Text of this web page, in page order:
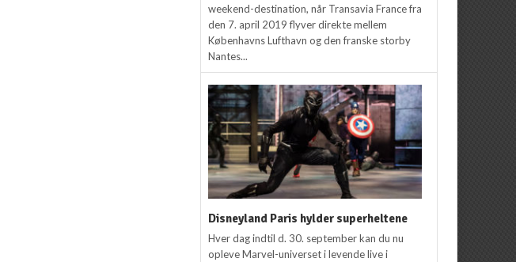
weekend-destination, når Transavia France fra
den 7. april 2019 flyver direkte mellem
Københavns Lufthavn og den franske storby
Nantes...
Disneyland Paris hylder superheltene
Hver dag indtil d. 30. september kan du nu
opleve Marvel-universet i levende live i